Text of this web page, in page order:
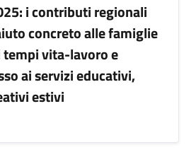
i contributi regionali
concreto alle famiglie
tempi vita-lavoro e
ai servizi educativi,
estivi